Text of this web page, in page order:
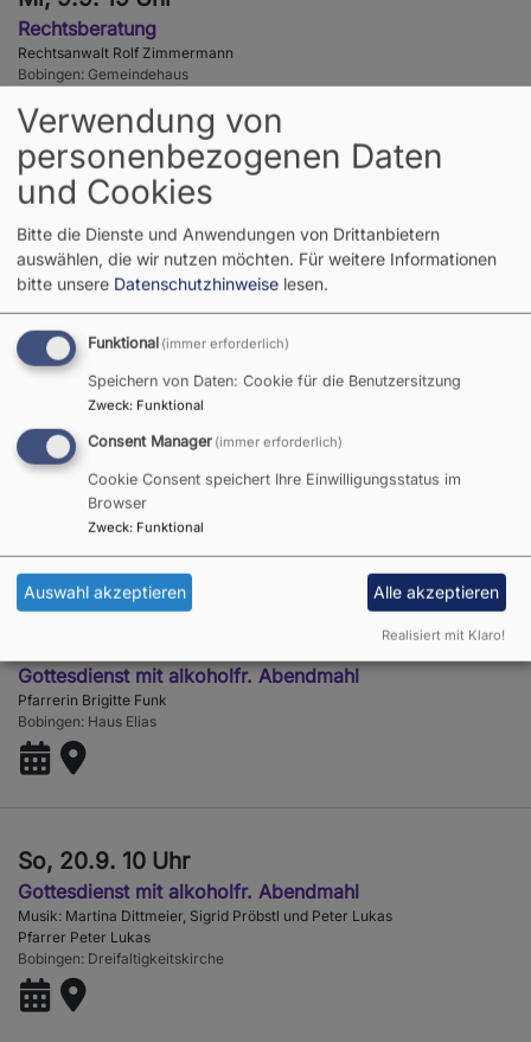
Rechtsberatung
Rechtsanwalt Rolf Zimmermann
Bobingen Gemeindehaus
So, 13.9. 10 Uhr
Gottesdienst
Pfarrerin Brigitte Funk
Bobingen Dreifaltigkeitskirche
Mo, 14.9. 19:30 Uhr
Bibelgespräch
Pfarrer Peter Lukas
Gemeindehaus
Gottesdienst mit alkoholfr. Abendmahl
Pfarrerin Brigitte Funk
Bobingen Haus Elias
So, 20.9. 10 Uhr
Gottesdienst mit alkoholfr. Abendmahl
Musik: Martina Dittmeier, Sigrid Pröbstl und Peter Lukas
Pfarrer Peter Lukas
Bobingen Dreifaltigkeitskirche
Verwendung von
personenbezogenen Daten
und Cookies
Bitte die Dienste und Anwendungen von Drittanbietern
auswählen, die wir nutzen möchten. Für weitere Informationen
bitte unsere Datenschutzhinweise lesen.
Funktional (immer erforderlich)
Speichern von Daten: Cookie für die Benutzersitzung
Zweck: Funktional
Consent Manager (immer erforderlich)
Cookie Consent speichert Ihre Einwilligungsstatus im
Browser
Zweck: Funktional
Auswahl akzeptieren Alle akzeptieren
Realisiert mit Klaro!